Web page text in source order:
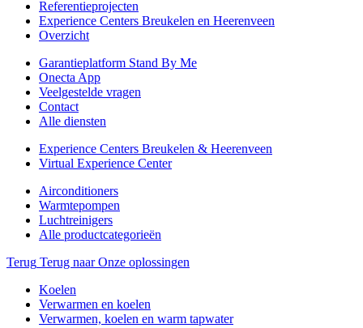
Referentieprojecten
Experience Centers Breukelen en Heerenveen
Overzicht
Garantieplatform Stand By Me
Onecta App
Veelgestelde vragen
Contact
Alle diensten
Experience Centers Breukelen & Heerenveen
Virtual Experience Center
Airconditioners
Warmtepompen
Luchtreinigers
Alle productcategorieën
Terug Terug naar Onze oplossingen
Koelen
Verwarmen en koelen
Verwarmen, koelen en warm tapwater